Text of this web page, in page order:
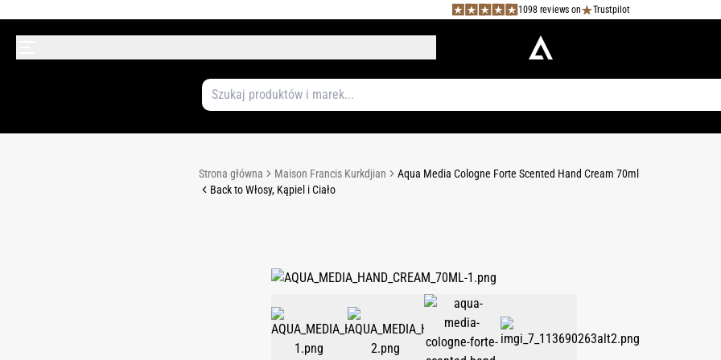
1098 reviews on Trustpilot
Strona główna Maison Francis Kurkdjian
Aqua Media Cologne Forte Scented Hand Cream 70ml
Back to Włosy, Kąpiel i Ciało